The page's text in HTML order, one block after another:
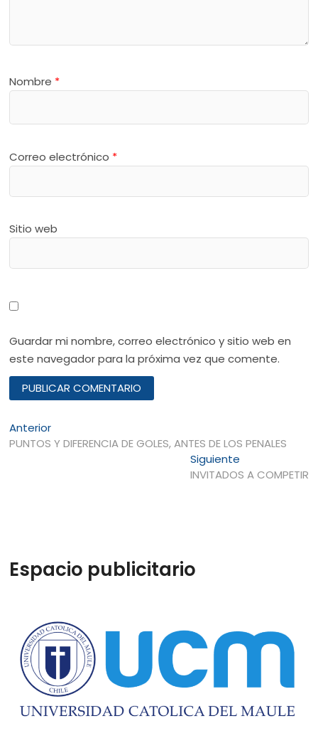
Nombre *
Correo electrónico *
Sitio web
Guardar mi nombre, correo electrónico y sitio web en
este navegador para la próxima vez que comente.
Navegación
de
AnteriorEntrada
anterior:
PUNTOS Y DIFERENCIA DE GOLES, ANTES DE LOS PENALES
SiguienteEntrada
siguiente:
INVITADOS A COMPETIR
Espacio publicitario